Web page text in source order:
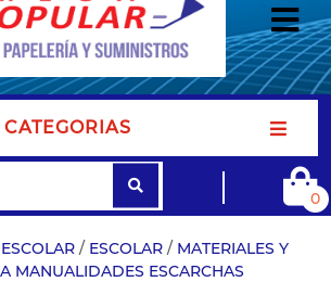
0
/ ESCOLAR / MATERIALES Y
MANUALIDADES ESCARCHAS